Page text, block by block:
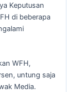
Keputusan
di beberapa
WFH,
untung saja
Media.